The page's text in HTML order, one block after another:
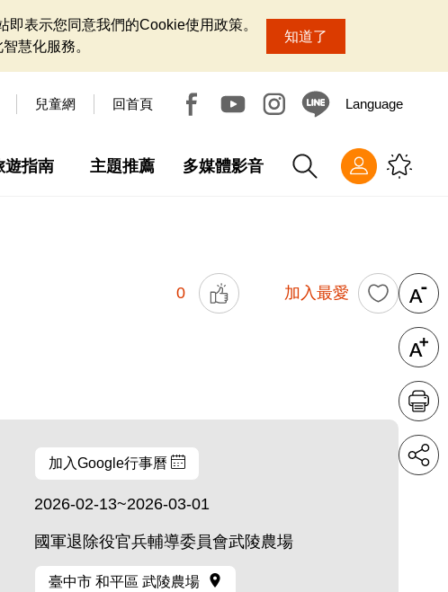
表示您同意我們的Cookie使用政策。
慧化服務。
知道了
兒童網 回首頁 Language
遊指南 主題推薦 多媒體影音
0 加入最愛
加入Google行事曆
2026-02-13~2026-03-01
國軍退除役官兵輔導委員會武陵農場
臺中市 和平區 武陵農場